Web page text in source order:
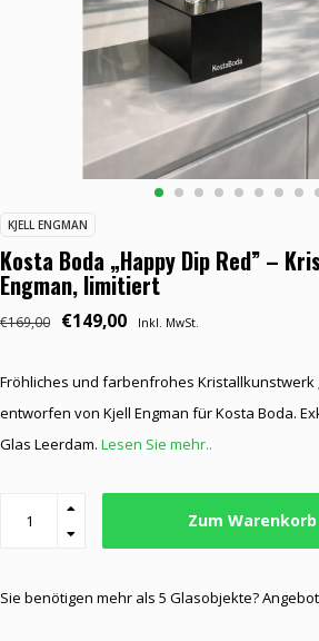
KJELL ENGMAN
Kosta Boda „Happy Dip Red” –
Engman, limitiert
€169,00 €149,00 Inkl. MwSt.
Fröhliches und farbenfrohes Kristallkunstwerk
entworfen von Kjell Engman für Kosta Boda.
Glas Leerdam. Lesen Sie mehr..
Zum
Sie benötigen mehr als 5 Glasobjekte?